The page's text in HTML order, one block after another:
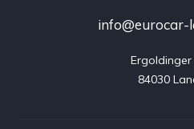
info@eurocar-
Ergoldinger
84030